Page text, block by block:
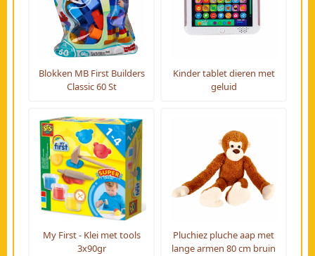
Blokken MB First Builders
Classic 60 St
Kinder tablet dieren met
geluid
My First - Klei met tools
3x90gr
Pluchiez pluche aap met
lange armen 80 cm bruin